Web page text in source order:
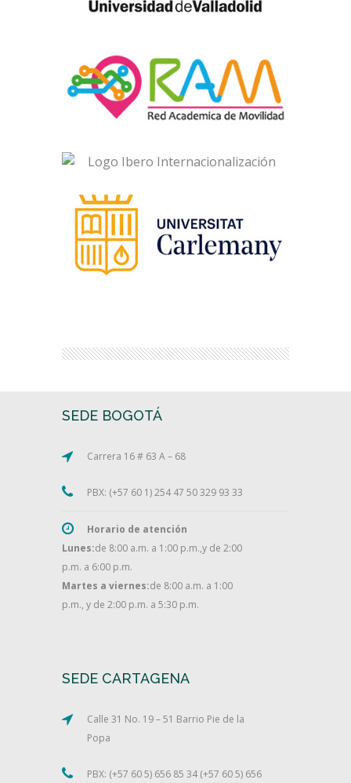
SEDE BOGOTÁ
Carrera 16 # 63 A – 68
PBX: (+57 60 1) 254 47 50 329 93 33
Horario de atención
Lunes:de 8:00 a.m. a 1:00 p.m.,y de 2:00
p.m. a 6:00 p.m.
Martes a viernes:de 8:00 a.m. a 1:00
p.m., y de 2:00 p.m. a 5:30 p.m.
SEDE CARTAGENA
Calle 31 No. 19 – 51 Barrio Pie de la
Popa
PBX: (+57 60 5) 656 85 34 (+57 60 5) 656